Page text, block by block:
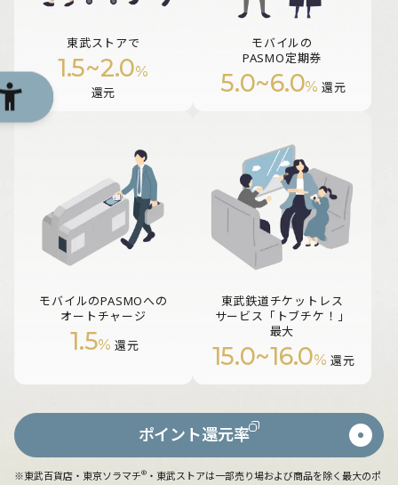
東武ストアで
1.5~2.0%
還元
モバイルの
PASMO定期券
5.0~6.0% 還元
モバイルのPASMOへの
オートチャージ
1.5% 還元
東武鉄道チケットレス
サービス「トブチケ！」
最大
15.0~16.0% 還元
ポイント還元率
※東武百貨店・東京ソラマチ® ・東武ストアは一部売り場および商品を除く最大のポ